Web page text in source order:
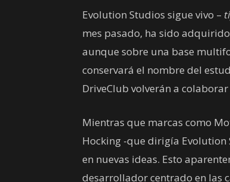
Evolution Studios sigue vivo –
mes pasado, ha sido
aunque sobre una base
conservará el nombre del
DriveClub volverán a
Mientras que marcas como
Hocking -que dirigía
en nuevas ideas. Esto
desarrollador centrado en las